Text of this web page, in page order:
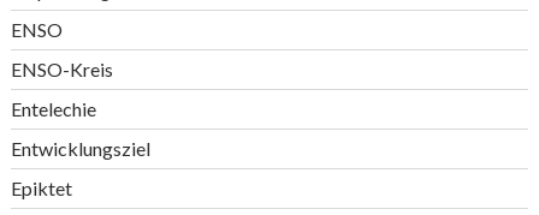
ENSO
ENSO-Kreis
Entelechie
Entwicklungsziel
Epiktet